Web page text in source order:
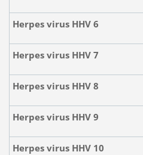
Herpes virus HHV 6
Herpes virus HHV 7
Herpes virus HHV 8
Herpes virus HHV 9
Herpes virus HHV 10